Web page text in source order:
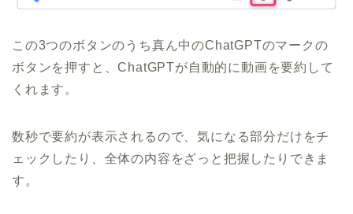
この3つのボタンのうち真ん中のChatGPTのマークの
ボタンを押すと、ChatGPTが自動的に動画を要約して
くれます。
数秒で要約が表示されるので、気になる部分だけをチ
ェックしたり、全体の内容をざっと把握したりできま
す。